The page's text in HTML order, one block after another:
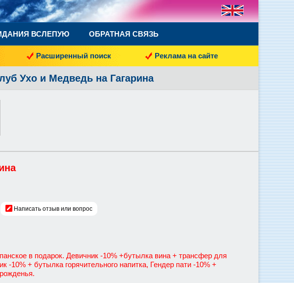
ВСЛЕПУЮ ОБРАТНАЯ СВЯЗЬ
Расширенный поиск Реклама на сайте
Ухо и Медведь на Гагарина
Написать отзыв или вопрос
в подарок. Девичник -10% +бутылка вина + трансфер для
-10% + бутылка горячительного напитка, Гендер пати -10% +